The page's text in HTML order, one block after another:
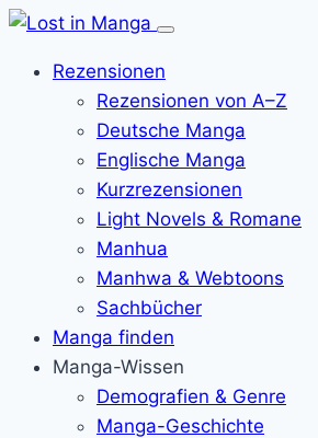
Menü
Rezensionen
Rezensionen von A–Z
Deutsche Manga
Englische Manga
Kurzrezensionen
Light Novels & Romane
Manhua
Manhwa & Webtoons
Sachbücher
Manga finden
Manga-Wissen
Demografien & Genre
Manga-Geschichte